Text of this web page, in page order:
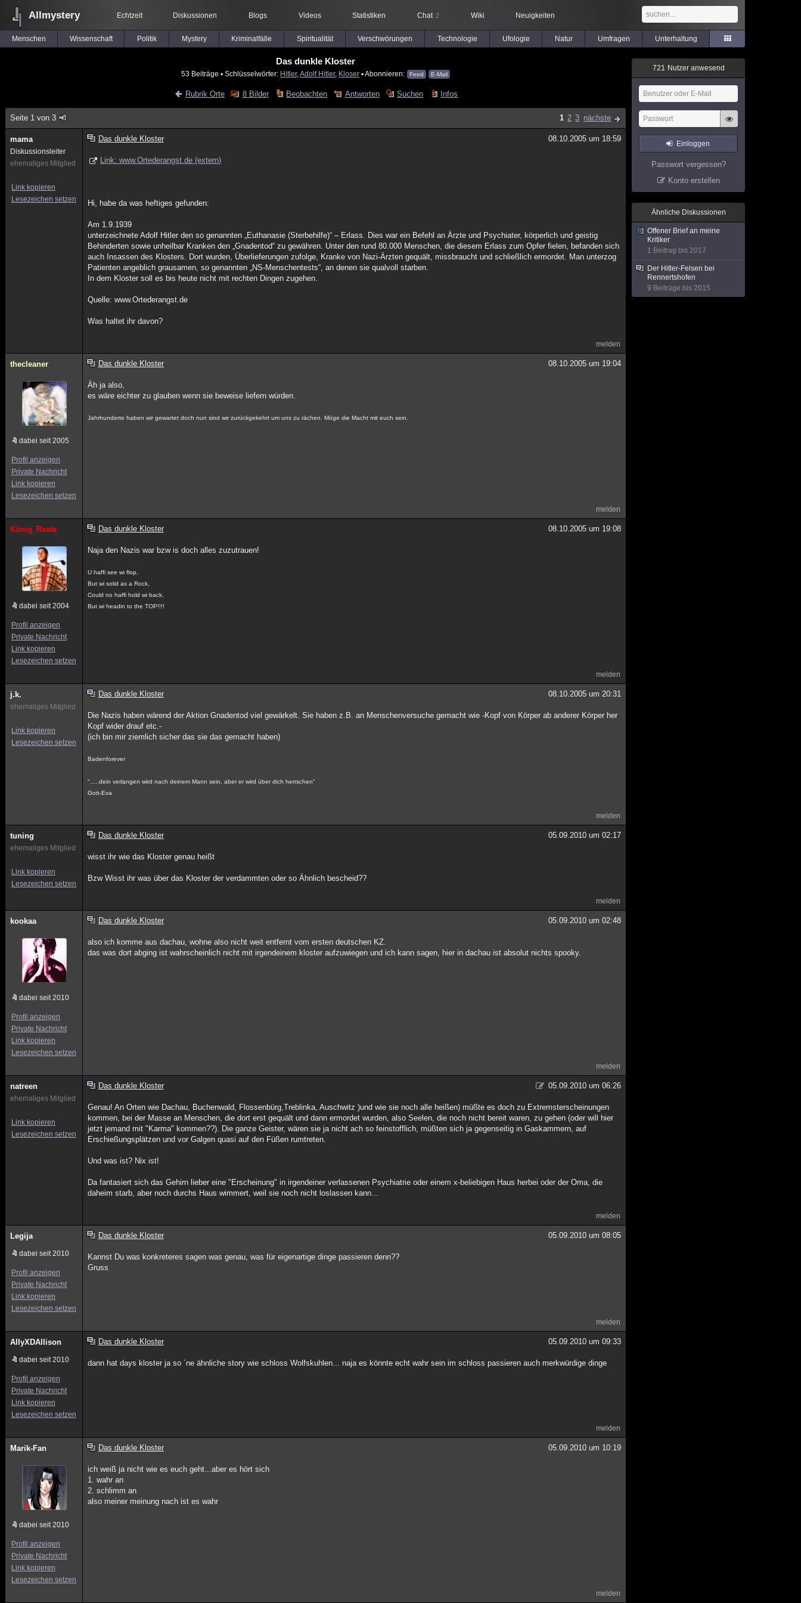
Allmystery Echtzeit Diskussionen Blogs Videos Statistiken Chat 2 Wiki Neuigkeiten
Menschen Wissenschaft Politik Mystery Kriminalfälle Spiritualität Verschwörungen Technologie Ufologie Natur Umfragen Unterhaltung
Das dunkle Kloster
53 Beiträge ▪ Schlüsselwörter: Hitler, Adolf Hitler, Kloser ▪ Abonnieren: Feed E-Mail
Rubrik Orte 8 Bilder Beobachten Antworten Suchen Infos
Seite 1 von 3 1 2 3 nächste
mama
Diskussionsleiter
ehemaliges Mitglied
Link kopieren
Lesezeichen setzen
Das dunkle Kloster 08.10.2005 um 18:59
Link: www.Ortederangst.de (extern)
Hi, habe da was heftiges gefunden:
Am 1.9.1939
unterzeichnete Adolf Hitler den so genannten „Euthanasie (Sterbehilfe)“ – Erlass. Dies war ein Befehl an Ärzte und Psychiater, körperlich und geistig
Behinderten sowie unheilbar Kranken den „Gnadentod“ zu gewähren. Unter den rund 80.000 Menschen, die diesem Erlass zum Opfer fielen, befanden sich
auch Insassen des Klosters. Dort wurden, Überlieferungen zufolge, Kranke von Nazi-Ärzten gequält, missbraucht und schließlich ermordet. Man unterzog
Patienten angeblich grausamen, so genannten „NS-Menschentests“, an denen sie qualvoll starben.
In dem Kloster soll es bis heute nicht mit rechten Dingen zugehen.
Quelle: www.Ortederangst.de
Was haltet ihr davon?
melden
thecleaner
dabei seit 2005
Profil anzeigen
Private Nachricht
Link kopieren
Lesezeichen setzen
Das dunkle Kloster 08.10.2005 um 19:04
Äh ja also,
es wäre eichter zu glauben wenn sie beweise liefern würden.
Jahrhunderte haben wir gewartet doch nun sind wir zurückgekehrt um uns zu rächen. Möge die Macht mit euch sein.
melden
König_Rasta
dabei seit 2004
Profil anzeigen
Private Nachricht
Link kopieren
Lesezeichen setzen
Das dunkle Kloster 08.10.2005 um 19:08
Naja den Nazis war bzw is doch alles zuzutrauen!
U haffi see wi flop,
But wi solid as a Rock,
Could no haffi hold wi back,
But wi headin to the TOP!!!!
melden
j.k.
ehemaliges Mitglied
Link kopieren
Lesezeichen setzen
Das dunkle Kloster 08.10.2005 um 20:31
Die Nazis haben wärend der Aktion Gnadentod viel gewärkelt. Sie haben z.B. an Menschenversuche gemacht wie -Kopf von Körper ab anderer Körper her
Kopf wider drauf etc.-
(ich bin mir ziemlich sicher das sie das gemacht haben)
Badenforever
".....dein verlangen wird nach deinem Mann sein, aber er wird über dich herrschen"
Gott-Eva
melden
tuning
ehemaliges Mitglied
Link kopieren
Lesezeichen setzen
Das dunkle Kloster 05.09.2010 um 02:17
wisst ihr wie das Kloster genau heißt
Bzw Wisst ihr was über das Kloster der verdammten oder so Ähnlich bescheid??
melden
kookaa
dabei seit 2010
Profil anzeigen
Private Nachricht
Link kopieren
Lesezeichen setzen
Das dunkle Kloster 05.09.2010 um 02:48
also ich komme aus dachau, wohne also nicht weit entfernt vom ersten deutschen KZ.
das was dort abging ist wahrscheinlich nicht mit irgendeinem kloster aufzuwiegen und ich kann sagen, hier in dachau ist absolut nichts spooky.
melden
natreen
ehemaliges Mitglied
Link kopieren
Lesezeichen setzen
Das dunkle Kloster 05.09.2010 um 06:26
Genau! An Orten wie Dachau, Buchenwald, Flossenbürg,Treblinka, Auschwitz )und wie sie noch alle heißen) müßte es doch zu Extremsterscheinungen
kommen, bei der Masse an Menschen, die dort erst gequält und dann ermordet wurden, also Seelen, die noch nicht bereit waren, zu gehen (oder will hier
jetzt jemand mit "Karma" kommen??). Die ganze Geister, wären sie ja nicht ach so feinstofflich, müßten sich ja gegenseitig in Gaskammern, auf
Erschießungsplätzen und vor Galgen quasi auf den Füßen rumtreten.
Und was ist? Nix ist!
Da fantasiert sich das Gehirn lieber eine "Erscheinung" in irgendeiner verlassenen Psychiatrie oder einem x-beliebigen Haus herbei oder der Oma, die
daheim starb, aber noch durchs Haus wimmert, weil sie noch nicht loslassen kann...
melden
Legija
dabei seit 2010
Profil anzeigen
Private Nachricht
Link kopieren
Lesezeichen setzen
Das dunkle Kloster 05.09.2010 um 08:05
Kannst Du was konkreteres sagen was genau, was für eigenartige dinge passieren denn??
Gruss
melden
AllyXDAllison
dabei seit 2010
Profil anzeigen
Private Nachricht
Link kopieren
Lesezeichen setzen
Das dunkle Kloster 05.09.2010 um 09:33
dann hat days kloster ja so ´ne ähnliche story wie schloss Wolfskuhlen... naja es könnte echt wahr sein im schloss passieren auch merkwürdige dinge
melden
Marik-Fan
dabei seit 2010
Profil anzeigen
Private Nachricht
Link kopieren
Lesezeichen setzen
Das dunkle Kloster 05.09.2010 um 10:19
ich weiß ja nicht wie es euch geht...aber es hört sich
1. wahr an
2. schlimm an
also meiner meinung nach ist es wahr
melden
721 Nutzer anwesend
Einloggen
Passwort vergessen?
Konto erstellen
Ähnliche Diskussionen
Offener Brief an meine
Kritiker
1 Beitrag bis 2017
Der Hitler-Felsen bei
Rennertshofen
9 Beiträge bis 2015